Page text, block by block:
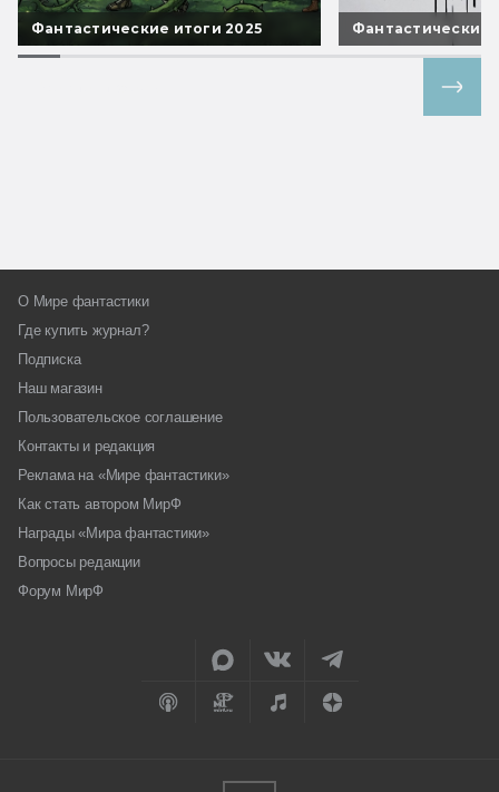
Фантастические итоги 2025 Фантастические
О Мире фантастики
Где купить журнал?
Подписка
Наш магазин
Пользовательское соглашение
Контакты и редакция
Реклама на «Мире фантастики»
Как стать автором МирФ
Награды «Мира фантастики»
Вопросы редакции
Форум МирФ